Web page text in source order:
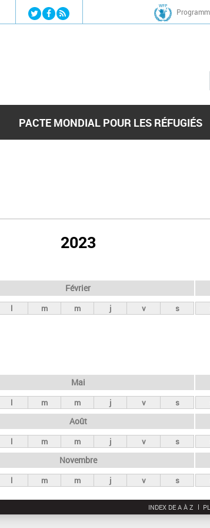
Jump to navigation
PACTE MONDIAL POUR LES RÉFUGIÉS
2023
Février
l m m j v s
Mai
l m m j v s
Août
l m m j v s
Novembre
l m m j v s
INDEX DE A À Z